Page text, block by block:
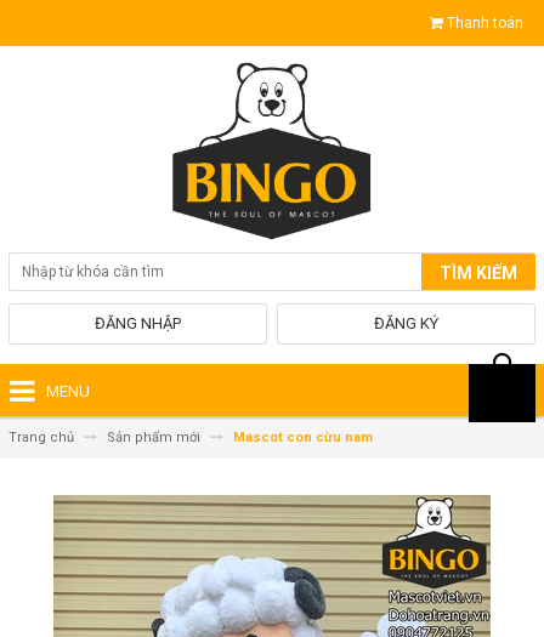
Thanh toán
TÌM KIẾM
ĐĂNG KÝ
ĐĂNG NHẬP
MENU
Trang chủ Sản phẩm mới Mascot con cừu nam